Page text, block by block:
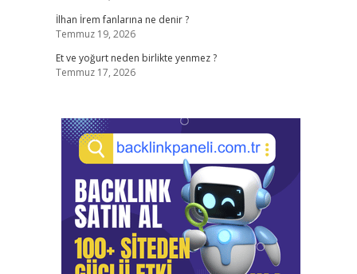
İlhan İrem fanlarına ne denir ?
Temmuz 19, 2026
Et ve yoğurt neden birlikte yenmez ?
Temmuz 17, 2026